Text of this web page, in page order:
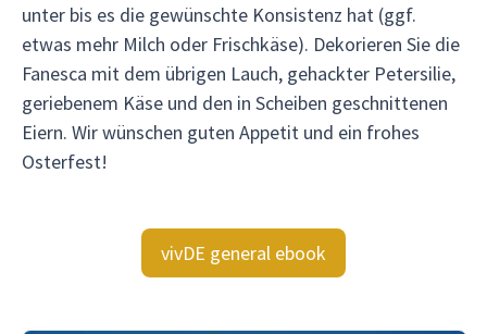
unter bis es die gewünschte Konsistenz hat (ggf.
etwas mehr Milch oder Frischkäse). Dekorieren Sie die
Fanesca mit dem übrigen Lauch, gehackter Petersilie,
geriebenem Käse und den in Scheiben geschnittenen
Eiern. Wir wünschen guten Appetit und ein frohes
Osterfest!
vivDE general ebook